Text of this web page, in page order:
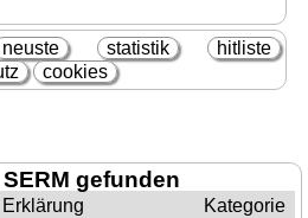
neuste statistik
hitliste
cookies
gefunden
Erklärung Kategorie